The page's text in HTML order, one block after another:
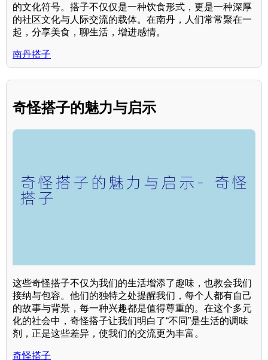
的文化符号。搭子不仅仅是一种饮食形式，更是一种深厚
的社区文化与人际交流的载体。在南丹，人们常常聚在一
起，分享美食，聊生活，增进感情。
南丹搭子
奇怪搭子的魅力与启示
这些奇怪搭子不仅为我们的生活增添了趣味，也教会我们
接纳与包容。他们的独特之处提醒我们，每个人都有自己
的故事与背景，每一种兴趣都是值得尊重的。在这个多元
化的社会中，奇怪搭子让我们明白了“不同”是生活的调味
剂，正是这些差异，使我们的交流更为丰富。
奇怪搭子